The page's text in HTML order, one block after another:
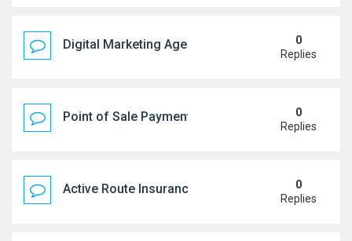
Digital Marketing Agency NYC | Strategic Online
0
Replies
Point of Sale Payment Processing: Why 0
Replies
Active Route Insurance
0
Replies